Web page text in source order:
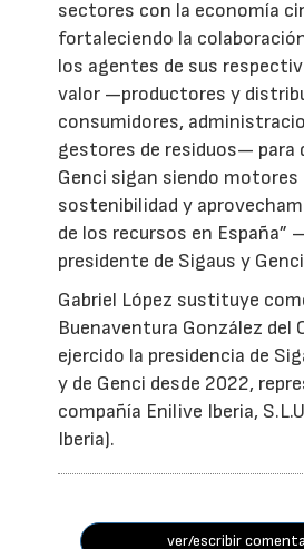
sectores con la economía
fortaleciendo la
los agentes de sus
valor —productores y
consumidores,
gestores de residuos— para
Genci sigan siendo motores
sostenibilidad y
de los recursos en España”
presidente de Sigaus y
Gabriel López sustituye
Buenaventura González del
ejercido la presidencia de
y de Genci desde 2022,
compañía Enilive Iberia,
Iberia).
ver/escribir